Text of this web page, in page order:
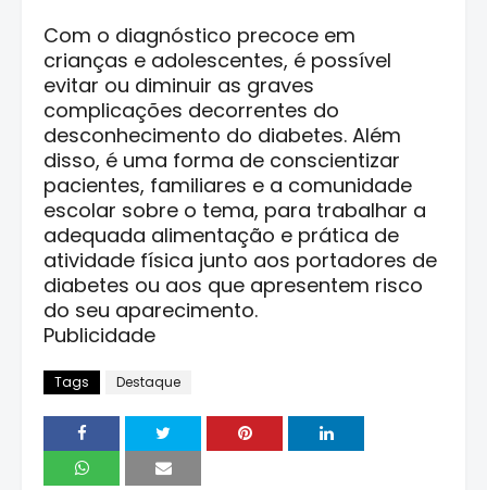
Com o diagnóstico precoce em
crianças e adolescentes, é possível
evitar ou diminuir as graves
complicações decorrentes do
desconhecimento do diabetes. Além
disso, é uma forma de conscientizar
pacientes, familiares e a comunidade
escolar sobre o tema, para trabalhar a
adequada alimentação e prática de
atividade física junto aos portadores de
diabetes ou aos que apresentem risco
do seu aparecimento.
Publicidade
Tags Destaque